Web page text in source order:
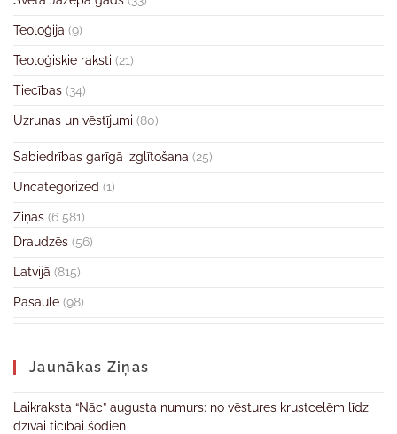
Teoloģija (9)
Teoloģiskie raksti (21)
Tiecības (34)
Uzrunas un vēstījumi (80)
Sabiedrības garīgā izglītošana (25)
Uncategorized (1)
Ziņas (6 581)
Draudzēs (56)
Latvijā (815)
Pasaulē (98)
Jaunākas Ziņas
Laikraksta “Nāc” augusta numurs: no vēstures krustcelēm līdz
dzīvai ticībai šodien